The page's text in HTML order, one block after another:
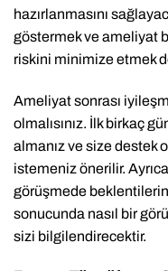
hazırlanmasını
göstermek ve ameliyat
riskini minimize etmek
Ameliyat sonrası
olmalısınız. İlk birkaç
almanız ve size destek
istemeniz önerilir.
görüşmede
sonucunda nasıl bir
sizi bilgilendirecektir.